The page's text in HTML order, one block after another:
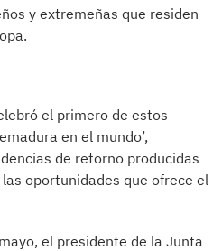
y extremeñas que residen
el primero de estos
en el mundo’,
de retorno producidas
oportunidades que ofrece el
el presidente de la Junta